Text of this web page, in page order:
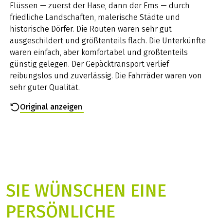
asphaltierten oder gepflasterten Wirtschaftswegen,
vereinzelt auf kleinen Nebenstraßen oder auf
Radwegen
Verfügbare Leihräder
Bequeme Tourenfahrräder mit Nabenschaltung und
Rücktritt oder Kettenschaltung ohne Rücktritt.
Alternativ stehen Elektroräder zur Auswahl. Geben Sie
Ihren Radwunsch einfach bei der Buchung mit an.
Extrakosten, die nicht im Reisepreis inbegriffen sind
Eine möglicherweise anfallende Tourismusabgabe
Überschwemmungen die Weiterfahrt unmöglich
machen oder sonstige böse Überraschungen auf Sie
warten: Wir sind 7 Tage die Woche für Sie erreichbar
Flüssen — zuerst der Hase, dann der Ems — durch
friedliche Landschaften, malerische Städte und
historische Dörfer. Die Routen waren sehr gut
ausgeschildert und größtenteils flach. Die Unterkünfte
waren einfach, aber komfortabel und größtenteils
günstig gelegen. Der Gepäcktransport verlief
reibungslos und zuverlässig. Die Fahrräder waren von
sehr guter Qualität.
Original anzeigen
SIE WÜNSCHEN EINE
PERSÖNLICHE